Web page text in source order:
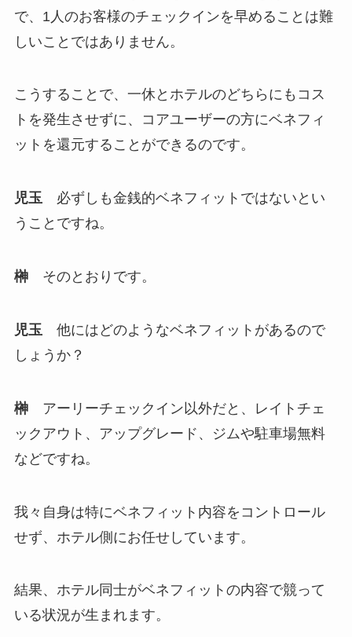
で、1人のお客様のチェックインを早めることは難
しいことではありません。
こうすることで、一休とホテルのどちらにもコス
トを発生させずに、コアユーザーの方にベネフィ
ットを還元することができるのです。
児玉必ずしも金銭的ベネフィットではないとい
うことですね。
榊そのとおりです。
児玉 他にはどのようなベネフィットがあるので
しょうか？
榊アーリーチェックイン以外だと、レイトチェ
ックアウト、アップグレード、ジムや駐車場無料
などですね。
我々自身は特にベネフィット内容をコントロール
せず、ホテル側にお任せしています。
結果、ホテル同士がベネフィットの内容で競って
いる状況が生まれます。